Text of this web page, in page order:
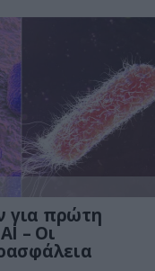
για πρώτη
– Οι